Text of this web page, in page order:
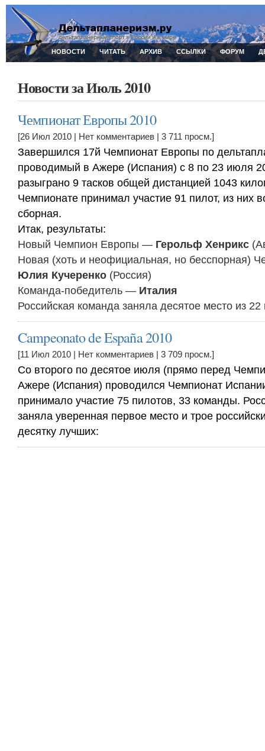
НОВОСТИ ЧИТАТЬ АРХИВ ССЫЛКИ ФОРУМ
Новости за Июль 2010
Чемпионат Европы 2010
[26 Июл 2010 | Нет комментариев | 3 711 просм.]
Завершился 17й Чемпионат Европы по
проводимый в Ажере (Испания) с 8 по 23 июля
разыграно 9 тасков общей дистанцией 1043
Чемпионате принимал участие 91 пилот, из них
сборная.
Итак, результаты:
Новый Чемпион Европы — Герольф Хенрикс
Новая (хоть и неофициальная, но бесспорная)
Юлия Кучеренко (Россия)
Команда-победитель — Италия
Российская команда заняла десятое место из
Campeonato de España 2010
[11 Июл 2010 | Нет комментариев | 3 709 просм.]
Со второго по десятое июля (прямо перед
Ажере (Испания) проводился Чемпионат
принимало участие 75 пилотов, 33 команды.
заняла уверенная первое место и трое
десятку лучших: